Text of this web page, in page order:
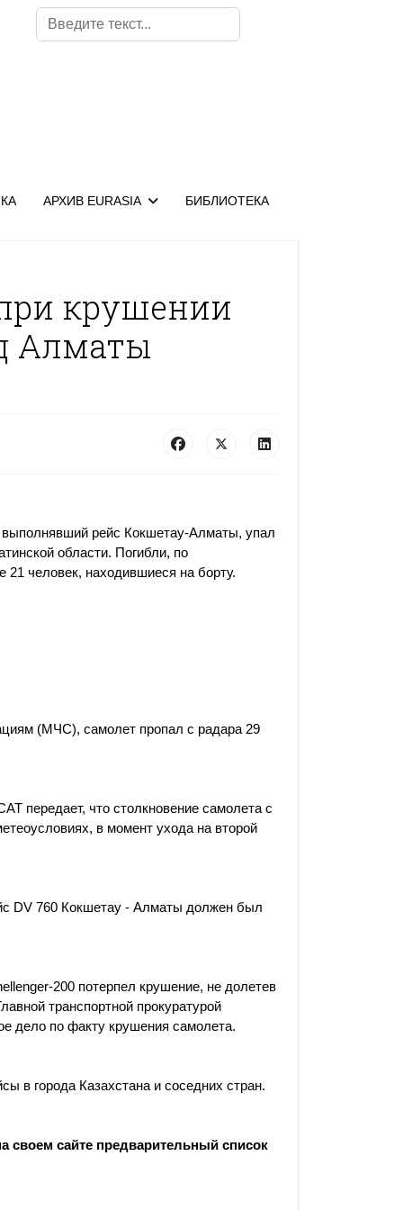
Поиск
АРХИВ EURASIA БИБЛИОТЕКА
крушении
Алматы
рейс Кокшетау-Алматы, упал
области. Погибли, по
человек, находившиеся на борту.
(МЧС), самолет пропал с радара 29
передает, что столкновение самолета с
в момент ухода на второй
DV 760 Кокшетау - Алматы должен был
200 потерпел крушение, не долетев
транспортной прокуратурой
дело по факту крушения самолета.
в города Казахстана и соседних стран.
своем сайте предварительный список